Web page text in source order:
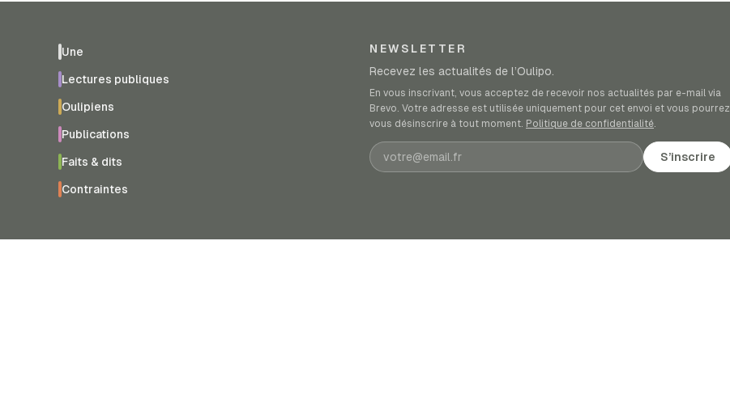
Une
Lectures publiques
Oulipiens
Publications
Faits & dits
Contraintes
NEWSLETTER
Recevez les actualités de l’Oulipo.
En vous inscrivant, vous acceptez de recevoir nos actualités par e-mail via
Brevo. Votre adresse est utilisée uniquement pour cet envoi et vous pourrez
vous désinscrire à tout moment. Politique de confidentialité.
Adresse e-mail S’inscrire